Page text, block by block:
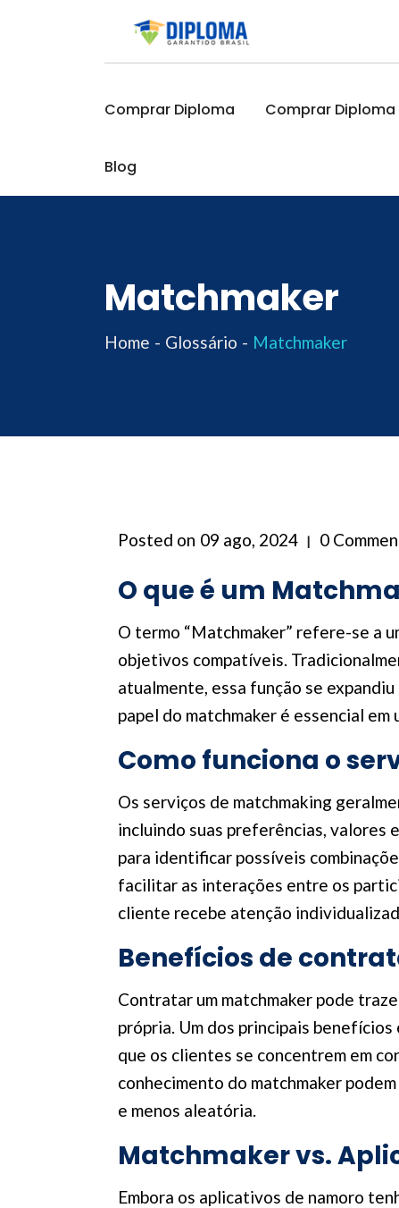
Comprar Diploma Comprar Diploma
Blog
Matchmaker
Home Glossário Matchmaker
Posted on 09 ago, 2024 0
O que é um
O termo “Matchmaker” refere-se a
objetivos compatíveis.
atualmente, essa função se
papel do matchmaker é essencial
Como funciona o
Os serviços de matchmaking
incluindo suas preferências, valores
para identificar possíveis
facilitar as interações entre os
cliente recebe atenção
Benefícios de
Contratar um matchmaker pode
própria. Um dos principais
que os clientes se concentrem em
conhecimento do matchmaker
e menos aleatória.
Matchmaker vs.
Embora os aplicativos de namoro